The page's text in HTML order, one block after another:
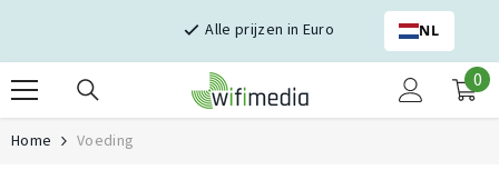
Alle prijzen in Euro NL
0
0
Home Voeding